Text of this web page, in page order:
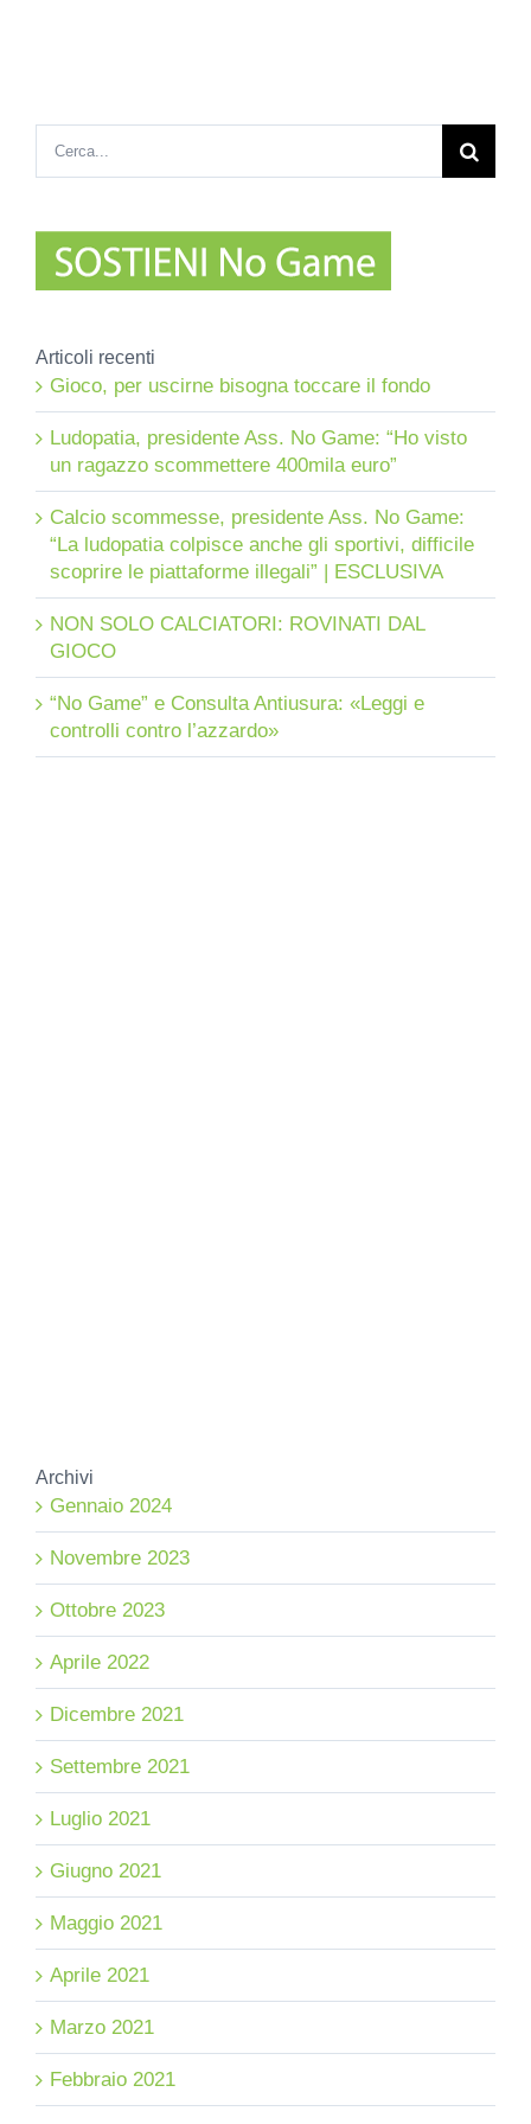
per:
Articoli recenti
Gioco, per uscirne bisogna toccare il fondo
Ludopatia, presidente Ass. No Game: “Ho visto
un ragazzo scommettere 400mila euro”
Calcio scommesse, presidente Ass. No Game:
“La ludopatia colpisce anche gli sportivi, difficile
scoprire le piattaforme illegali” | ESCLUSIVA
NON SOLO CALCIATORI: ROVINATI DAL
GIOCO
“No Game” e Consulta Antiusura: «Leggi e
controlli contro l’azzardo»
Archivi
Gennaio 2024
Novembre 2023
Ottobre 2023
Aprile 2022
Dicembre 2021
Settembre 2021
Luglio 2021
Giugno 2021
Maggio 2021
Aprile 2021
Marzo 2021
Febbraio 2021